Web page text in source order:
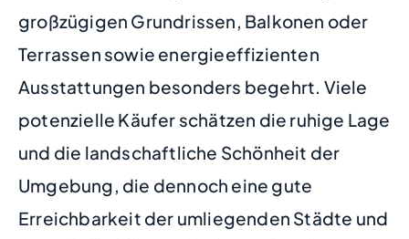
großzügigen Grundrissen, Balkonen oder
Terrassen sowie energieeffizienten
Ausstattungen besonders begehrt. Viele
potenzielle Käufer schätzen die ruhige Lage
und die landschaftliche Schönheit der
Umgebung, die dennoch eine gute
Erreichbarkeit der umliegenden Städte und